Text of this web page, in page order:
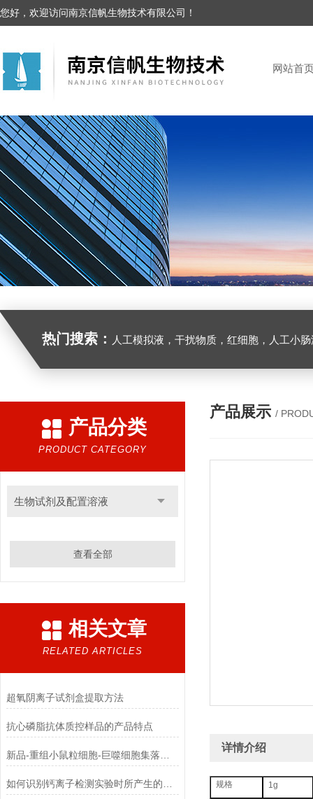
您好，欢迎访问南京信帆生物技术有限公司！
网站首
热门搜索： 人工模拟液，干扰物质，红细胞，人工小
产品分类
PRODUCT CATEGORY
生物试剂及配置溶液
查看全部
相关文章
RELATED ARTICLES
超氧阴离子试剂盒提取方法
抗心磷脂抗体质控样品的产品特点
产品展示 /
详情介绍
规格 1g